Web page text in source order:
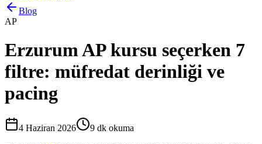
Blog
AP
Erzurum AP kursu seçerken 7
filtre: müfredat derinliği ve
pacing
4 Haziran 2026 9 dk okuma